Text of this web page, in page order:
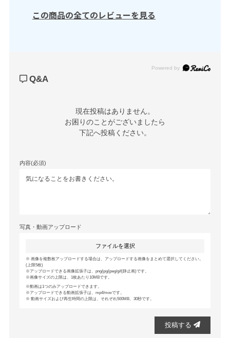
この商品の全てのレビューを見る
Powered by
Q&A
現在投稿はありません。
お困りのことがございましたら
下記へ投稿ください。
内容(必須)
写真・動画アップロード
ファイルを選択
画像を複数枚アップロードする場合は、アップロードする画像をまとめて選択してください。
(上限5枚)
アップロードできる画像拡張子は、png/jpg/jpeg/gif(静止画)です。
画像サイズの上限は、1枚あたり10MBです。
動画は1つのみアップロードできます。
アップロードできる動画拡張子は、mp4/movです。
動画サイズおよび再生時間の上限は、それぞれ500MB、30秒です。
投稿する